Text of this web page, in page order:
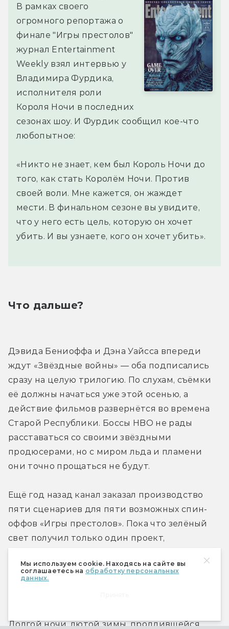
Мы используем cookie. Находясь на сайте вы
соглашаетесь на обработку персональных
данных.
В рамках своего
огромного репортажа о
финале "Игры престолов"
журнал Entertainment
Weekly взял интервью у
Владимира Фурдика,
исполнителя роли
Короля Ночи в последних
сезонах шоу. И Фурдик сообщил кое-что
любопытное:
«Никто не знает, кем был Король Ночи до
того, как стать Королём Ночи. Против
своей воли. Мне кажется, он жаждет
мести. В финальном сезоне вы увидите,
что у него есть цель, которую он хочет
убить. И вы узнаете, кого он хочет убить».
Что дальше?
Дэвида Бениоффа и Дэна Уайсса впереди
ждут «Звёздные войны» — оба подписались
сразу на целую трилогию. По слухам, съёмки
её должны начаться уже этой осенью, а
действие фильмов развернётся во времена
Старой Республики. Боссы HBO не рады
расставаться со своими звёздными
продюсерами, но с миром льда и пламени
они точно прощаться не будут.
Ещё год назад канал заказал производство
пяти сценариев для пяти возможных спин-
оффов «Игры престолов». Пока что зелёный
свет получил только один проект,
сериала, получившего неофициальное пока
название «Долгая ночь», развернётся за пять
Долгой ночи, лютой зимы, продлившейся